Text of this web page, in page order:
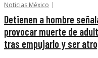
Noticias México
Detienen a hombre
provocar muerte de
tras empujarlo y ser